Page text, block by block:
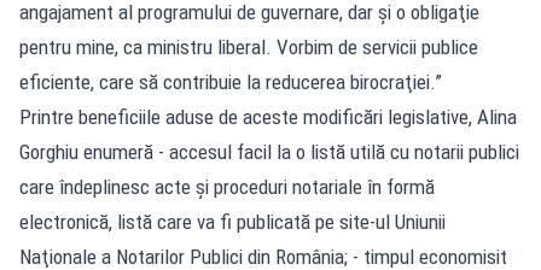
angajament al programului de guvernare, dar şi o obligaţie
pentru mine, ca ministru liberal. Vorbim de servicii publice
eficiente, care să contribuie la reducerea birocraţiei.”
Printre beneficiile aduse de aceste modificări legislative, Alina
Gorghiu enumeră - accesul facil la o listă utilă cu notarii publici
care îndeplinesc acte şi proceduri notariale în formă
electronică, listă care va fi publicată pe site-ul Uniunii
Naţionale a Notarilor Publici din România; - timpul economisit